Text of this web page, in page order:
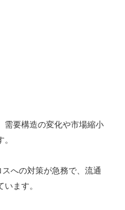
需要構造の変化や市場縮小
への対策が急務で、流通
ます。